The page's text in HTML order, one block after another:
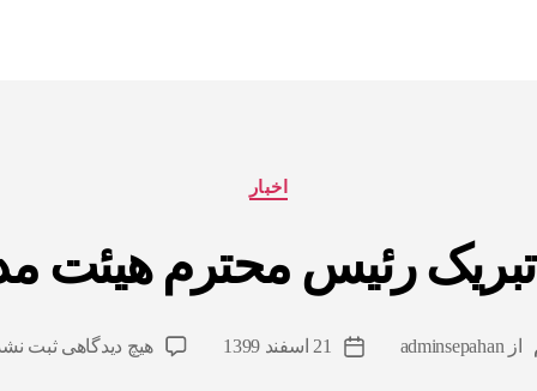
اخبار
تبریک رئیس محترم هیئت
از adminsepahan 21 اسفند 1399 هیچ دیدگاهیثبت